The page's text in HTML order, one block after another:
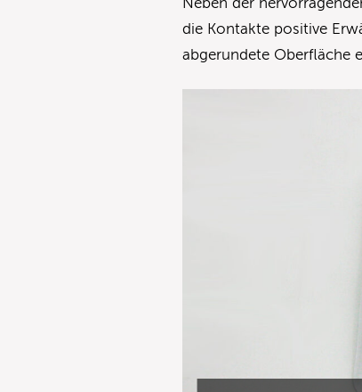
die Kontakte positive
abgerundete Oberfläche